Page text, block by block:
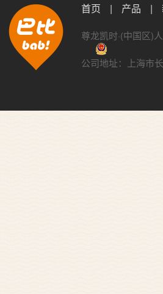
首页 | 产品 |
尊龙凯时·(中国区)
公司地址：上海市